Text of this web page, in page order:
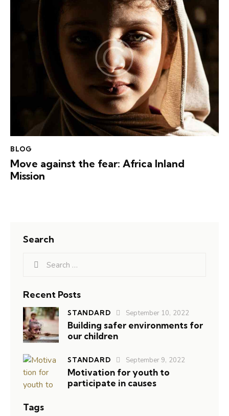
BLOG
Move against the fear: Africa Inland
Mission
Search
Recent Posts
STANDARD September 10, 2022
Building safer environments for
our children
STANDARD September 9, 2022
Motivation for youth to
participate in causes
Tags